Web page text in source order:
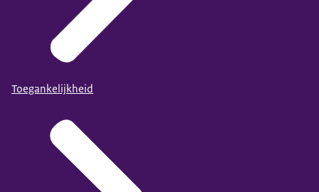
Toegankelijkheid